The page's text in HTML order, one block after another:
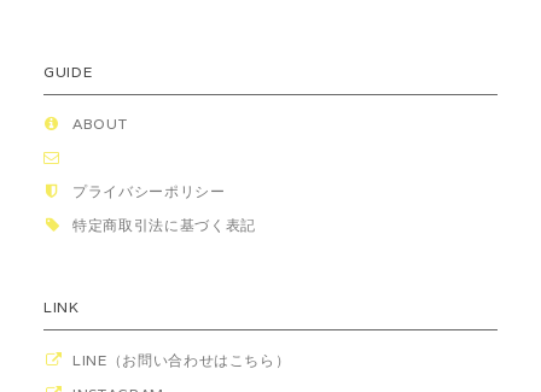
GUIDE
ABOUT
プライバシーポリシー
特定商取引法に基づく表記
LINK
LINE（お問い合わせはこちら）